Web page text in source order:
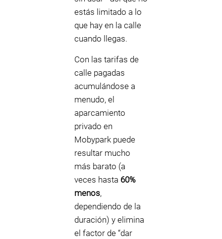
estás limitado a lo
que hay en la calle
cuando llegas.
Con las tarifas de
calle pagadas
acumulándose a
menudo, el
aparcamiento
privado en
Mobypark puede
resultar mucho
más barato (a
veces hasta 60%
menos,
dependiendo de la
duración) y elimina
el factor de “dar